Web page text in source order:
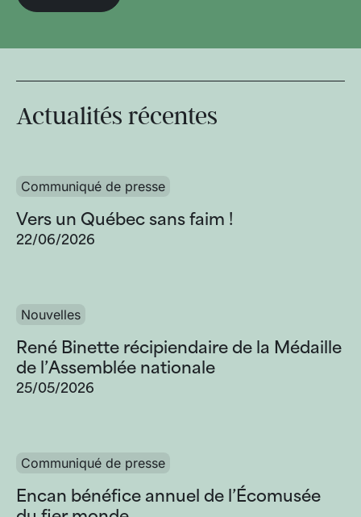
Actualités récentes
Communiqué de presse
Vers un Québec sans faim !
22/06/2026
Nouvelles
René Binette récipiendaire de la Médaille
de l’Assemblée nationale
25/05/2026
Communiqué de presse
Encan bénéfice annuel de l’Écomusée